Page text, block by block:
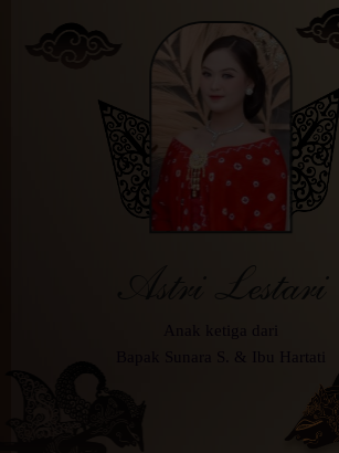
Astri Lestari
Bapak Sunara S. & Ibu Hartati